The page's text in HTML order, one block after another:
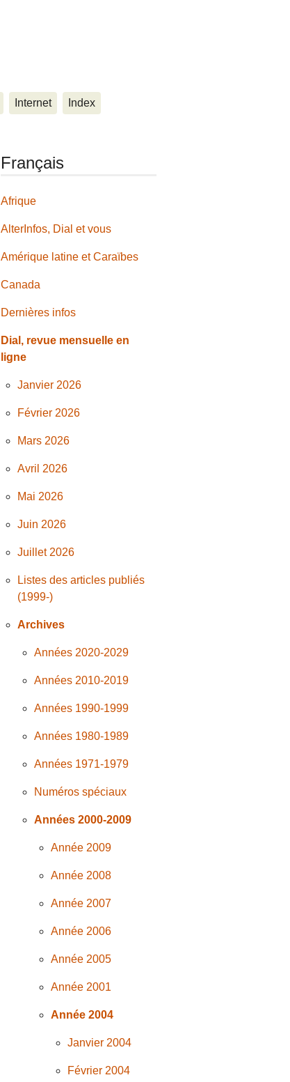
Internet Index
Français
Afrique
AlterInfos, Dial et vous
Amérique latine et Caraïbes
Canada
Dernières infos
Dial, revue mensuelle en
ligne
Janvier 2026
Février 2026
Mars 2026
Avril 2026
Mai 2026
Juin 2026
Juillet 2026
Listes des articles publiés
(1999-)
Archives
Années 2020-2029
Années 2010-2019
Années 1990-1999
Années 1980-1989
Années 1971-1979
Numéros spéciaux
Années 2000-2009
Année 2009
Année 2008
Année 2007
Année 2006
Année 2005
Année 2001
Année 2004
Janvier 2004
Février 2004